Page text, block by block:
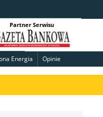
Partner Serwisu
Energia Opinie